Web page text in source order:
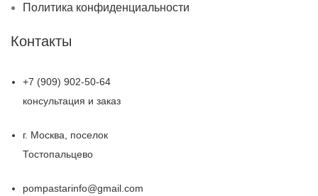
Политика конфиденциальности
Контакты
+7 (909) 902-50-64
консультация и заказ
г. Москва, поселок
Тостопальцево
pompastarinfo@gmail.com